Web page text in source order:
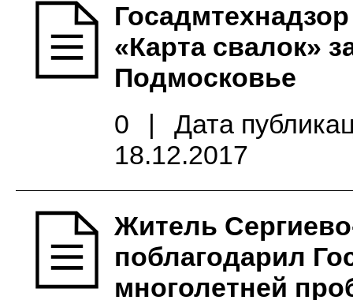
«Карта свалок»
Подмосковье
0
|
Дата
18.12.2017
Житель
поблагодарил
многолетней